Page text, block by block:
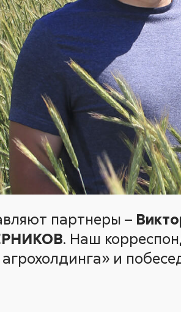
партнеры –
. Наш
и